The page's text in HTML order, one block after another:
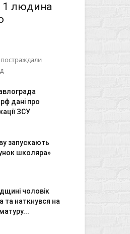
1 людина
дані про
ЗСУ
запускають
школяра»
чоловік
та наткнувся на